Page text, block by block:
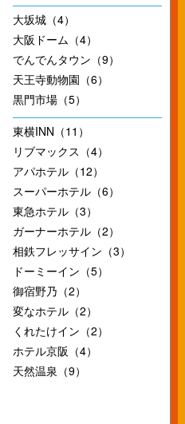
大坂城（4）
大阪ドーム（4）
でんでんタウン（9）
天王寺動物園（6）
黒門市場（5）
東横INN（11）
リブマックス（4）
アパホテル（12）
スーパーホテル（6）
東急ホテル（3）
ガーナーホテル（2）
相鉄フレッサイン（3）
ドーミーイン（5）
御宿野乃（2）
変なホテル（2）
くれたけイン（2）
ホテル京阪（4）
天然温泉（9）